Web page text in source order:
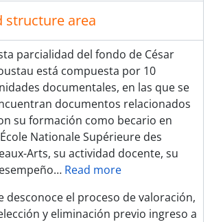
structure area
parcialidad del fondo de César
está compuesta por 10
documentales, en las que se
documentos relacionados
su formación como becario en
Nationale Supérieure des
Arts, su actividad docente, su
… Read more
desconoce el proceso de valoración,
y eliminación previo ingreso a